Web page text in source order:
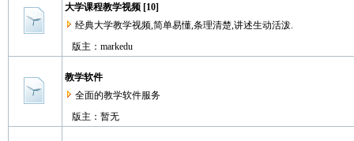
大学课程教学视频 [10]
经典大学教学视频,简单易懂,条理清楚,讲述生动活泼.
版主： markedu
教学软件
全面的教学软件服务
版主：暂无